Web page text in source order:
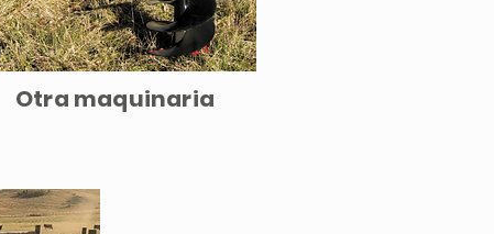
Otra maquinaria